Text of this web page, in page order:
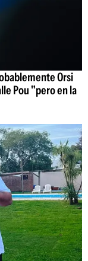
Orsi
Pou "pero en la